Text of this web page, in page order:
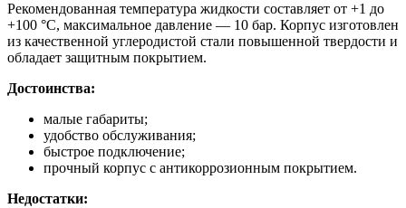
Рекомендованная температура жидкости составляет от +1 до
+100 °С, максимальное давление — 10 бар. Корпус изготовлен
из качественной углеродистой стали повышенной твердости и
обладает защитным покрытием.
Достоинства:
малые габариты;
удобство обслуживания;
быстрое подключение;
прочный корпус с антикоррозионным покрытием.
Недостатки: